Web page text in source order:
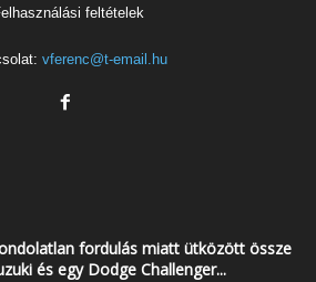
feltételek
vferenc@t-email.hu
fordulás miatt ütközött össze
és egy Dodge Challenger...